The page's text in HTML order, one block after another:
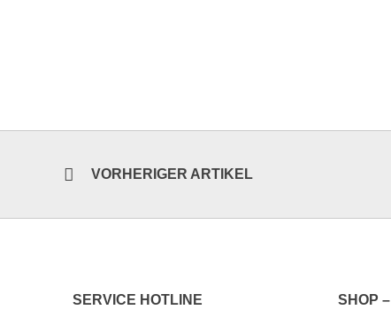
VORHERIGER ARTIKEL
SERVICE HOTLINE SHOP